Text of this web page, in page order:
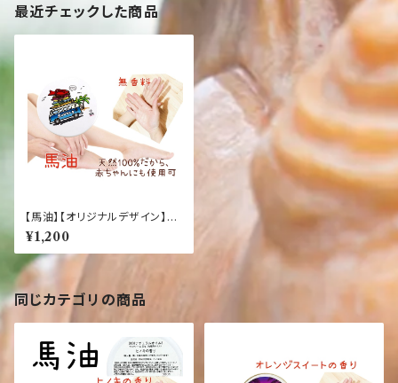
最近チェックした商品
【馬油】【オリジナルデザイン】
【おさかなワーゲンバス】【無香
料】ナチュラルオイル マルチバ
ーム20g（化粧用オイル）
¥1,200
同じカテゴリの商品